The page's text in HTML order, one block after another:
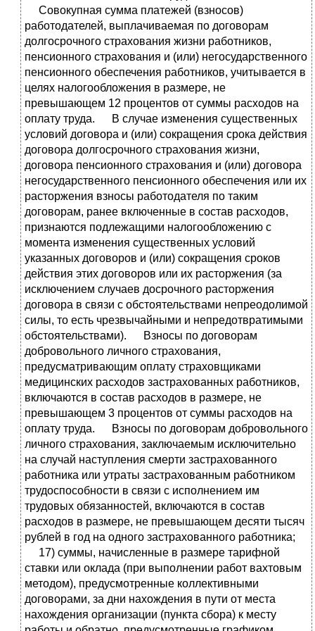
Совокупная сумма платежей (взносов)
работодателей, выплачиваемая по договорам
долгосрочного страхования жизни работников,
пенсионного страхования и (или) негосударственного
пенсионного обеспечения работников, учитывается в
целях налогообложения в размере, не
превышающем 12 процентов от суммы расходов на
оплату труда. В случае изменения существенных
условий договора и (или) сокращения срока действия
договора долгосрочного страхования жизни,
договора пенсионного страхования и (или) договора
негосударственного пенсионного обеспечения или их
расторжения взносы работодателя по таким
договорам, ранее включенные в состав расходов,
признаются подлежащими налогообложению с
момента изменения существенных условий
указанных договоров и (или) сокращения сроков
действия этих договоров или их расторжения (за
исключением случаев досрочного расторжения
договора в связи с обстоятельствами непреодолимой
силы, то есть чрезвычайными и непредотвратимыми
обстоятельствами). Взносы по договорам
добровольного личного страхования,
предусматривающим оплату страховщиками
медицинских расходов застрахованных работников,
включаются в состав расходов в размере, не
превышающем 3 процентов от суммы расходов на
оплату труда. Взносы по договорам добровольного
личного страхования, заключаемым исключительно
на случай наступления смерти застрахованного
работника или утраты застрахованным работником
трудоспособности в связи с исполнением им
трудовых обязанностей, включаются в состав
расходов в размере, не превышающем десяти тысяч
рублей в год на одного застрахованного работника;
17) суммы, начисленные в размере тарифной
ставки или оклада (при выполнении работ вахтовым
методом), предусмотренные коллективными
договорами, за дни нахождения в пути от места
нахождения организации (пункта сбора) к месту